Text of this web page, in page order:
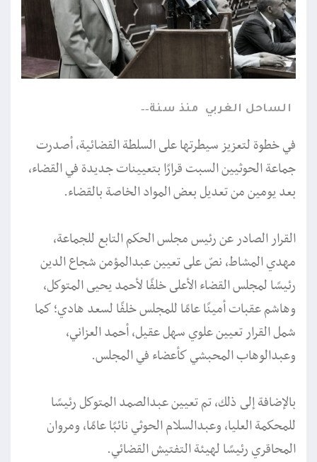
الساحل الغربي منذ سنة
في خطوة لتعزيز سيطرتها على السلطة القضائية، أصدرت
جماعة الحوثيين السبت قرارًا بتعيينات جديدة في القضاء،
بعد يومين من تعديل بعض المواد الخاصة بالقضاء.
القرار الصادر عن رئيس مجلس الحكم التابع للجماعة،
مهدي المشاط، نصّ على تعيين عبدالمؤمن شجاع الدين
رئيسًا لمجلس القضاء الأعلى خلفًا لأحمد يحيى المتوكل،
وهاشم عقبات أمينًا عامًا للمجلس خلفًا لسعد هادي؛ كما
شمل القرار تعيين علوي سهل عقيل، أحمد العزاني،
وعبدالوهاب المحبشي كأعضاء في المجلس.
بالإضافة إلى ذلك، تم تعيين عبدالصمد المتوكل رئيسًا
للمحكمة العليا، وعبدالسلام الحوثي نائبًا عامًا، ومروان
المحاقري رئيسًا لهيئة التفتيش القضائي.